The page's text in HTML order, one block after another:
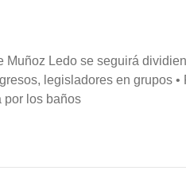
Muñoz Ledo se seguirá
legisladores en grupos •
por los baños